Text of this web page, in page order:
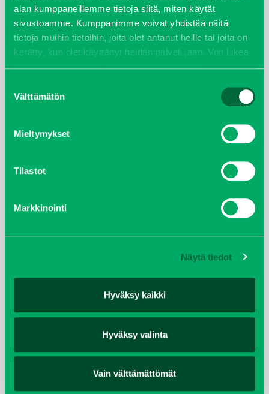
alan kumppaneillemme tietoja siitä, miten käytät
sivustoamme. Kumppanimme voivat yhdistää näitä
tietoja muihin tietoihin, joita olet antanut heille tai joita on
kerätty, kun olet käyttänyt heidän palvelujaan. Voit lukea
lisää evästeistä sekä muuttaa hyväksyntääsievästeet
valinta
Välttämätön
Mieltymykset
Tilastot
Markkinointi
Näytä tiedot
Hyväksy kaikki
Hyväksy valinta
Vain välttämättömät
joulukuu 2022
huhtikuu 2022
helmikuu 2022
joulukuu 2021
lokakuu 2021
huhtikuu 2019
helmikuu 2019
tammikuu 2018